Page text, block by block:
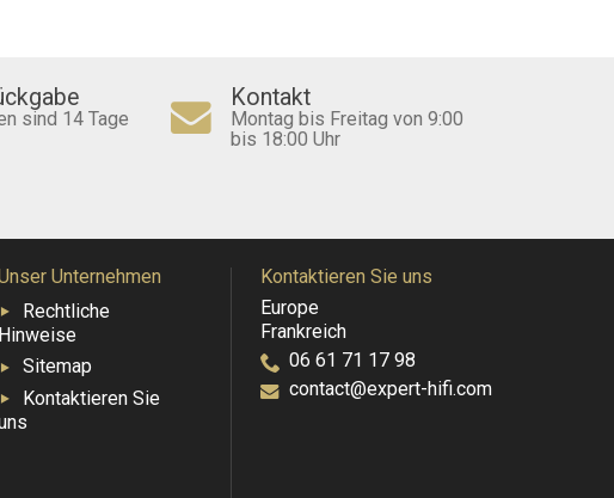
sind 14 Tage
Kontakt
Montag bis Freitag von 9:00
bis 18:00 Uhr
Unternehmen
Rechtliche
Hinweise
Sitemap
Kontaktieren Sie
Kontaktieren Sie uns
Europe
Frankreich
06 61 71 17 98
contact@expert-hifi.com